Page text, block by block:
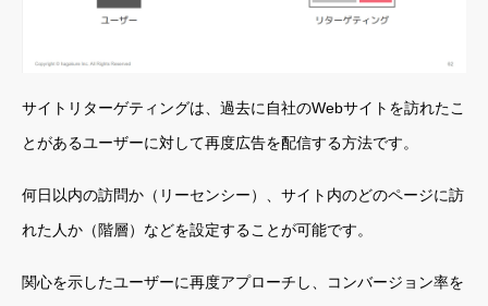
サイトリターゲティングは、過去に自社のWebサイトを訪れたこ
とがあるユーザーに対して再度広告を配信する方法です。
何日以内の訪問か（リーセンシー）、サイト内のどのページに訪
れた人か（階層）などを設定することが可能です。
関心を示したユーザーに再度アプローチし、コンバージョン率を